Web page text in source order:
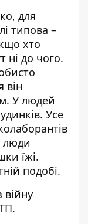
для
типова –
хто
ні до чого.
він
У людей
Усе
люди
їжі.
подобі.
війну
.